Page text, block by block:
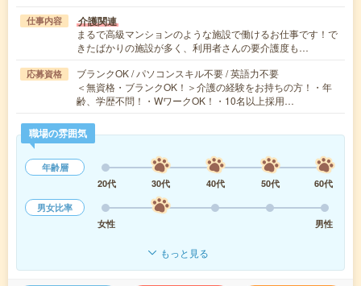
仕事内容 介護関連
まるで高級マンションのような施設で働けるお仕事です！で
きたばかりの施設が多く、利用者さんの要介護度も…
応募資格
ブランクOK / パソコンスキル不要 / 英語力不要
＜無資格・ブランクOK！＞介護の経験をお持ちの方！・年
齢、学歴不問！・WワークOK！・10名以上採用…
職場の雰囲気
年齢層
20代
30代 40代 50代
60代
男女比率
女性
男性
もっと見る